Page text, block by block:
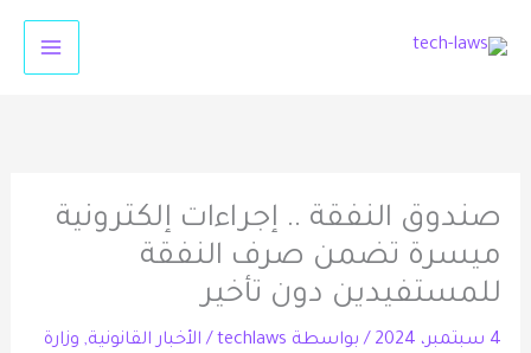
صندوق النفقة .. إجراءات إلكترونية
ميسرة تضمن صرف النفقة
للمستفيدين دون تأخير
4 سبتمبر، 2024 / بواسطة techlaws
/ الأخبار القانونية, وزارة